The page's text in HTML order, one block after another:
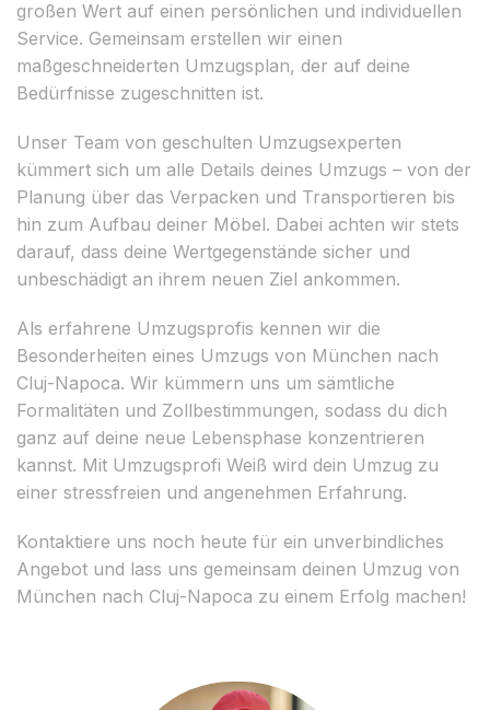
großen Wert auf einen persönlichen und individuellen
Service. Gemeinsam erstellen wir einen
maßgeschneiderten Umzugsplan, der auf deine
Bedürfnisse zugeschnitten ist.
Unser Team von geschulten Umzugsexperten
kümmert sich um alle Details deines Umzugs – von der
Planung über das Verpacken und Transportieren bis
hin zum Aufbau deiner Möbel. Dabei achten wir stets
darauf, dass deine Wertgegenstände sicher und
unbeschädigt an ihrem neuen Ziel ankommen.
Als erfahrene Umzugsprofis kennen wir die
Besonderheiten eines Umzugs von München nach
Cluj-Napoca. Wir kümmern uns um sämtliche
Formalitäten und Zollbestimmungen, sodass du dich
ganz auf deine neue Lebensphase konzentrieren
kannst. Mit Umzugsprofi Weiß wird dein Umzug zu
einer stressfreien und angenehmen Erfahrung.
Kontaktiere uns noch heute für ein unverbindliches
Angebot und lass uns gemeinsam deinen Umzug von
München nach Cluj-Napoca zu einem Erfolg machen!